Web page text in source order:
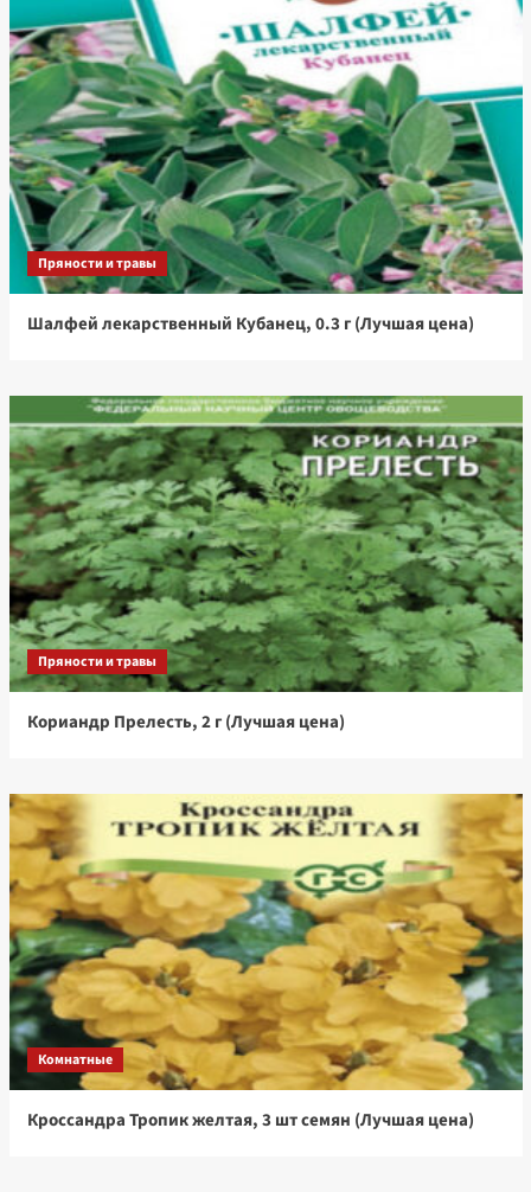
Пряности и травы
Шалфей лекарственный Кубанец, 0.3 г (Лучшая цена)
Пряности и травы
Кориандр Прелесть, 2 г (Лучшая цена)
Комнатные
Кроссандра Тропик желтая, 3 шт семян (Лучшая цена)